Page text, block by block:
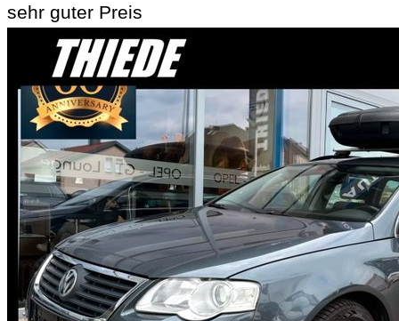
sehr guter Preis